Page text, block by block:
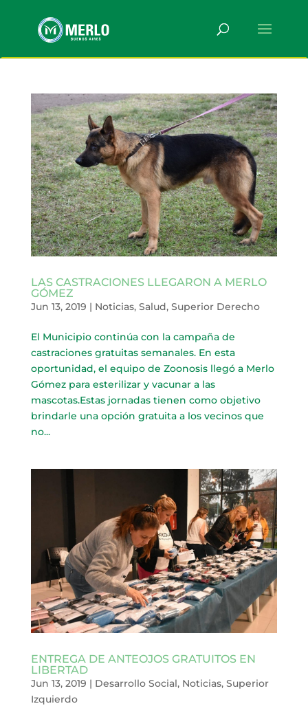
LAS CASTRACIONES LLEGARON A MERLO
GÓMEZ
Jun 13, 2019 | Noticias, Salud, Superior Derecho
El Municipio continúa con la campaña de
castraciones gratuitas semanales. En esta
oportunidad, el equipo de Zoonosis llegó a Merlo
Gómez para esterilizar y vacunar a las
mascotas.Estas jornadas tienen como objetivo
brindarle una opción gratuita a los vecinos que
no...
ENTREGA DE ANTEOJOS GRATUITOS EN
LIBERTAD
Jun 13, 2019 | Desarrollo Social, Noticias, Superior
Izquierdo